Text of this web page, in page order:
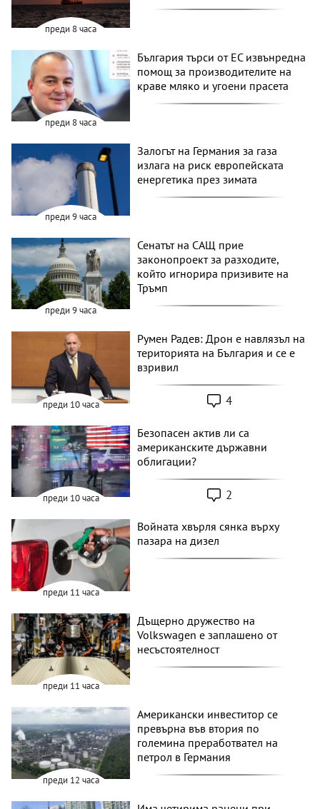
преди 8 часа
преди 8 часа
България търси от ЕС извънредна
помощ за производителите на
краве мляко и угоени прасета
преди 9 часа
Залогът на Германия за газа
излага на риск европейската
енергетика през зимата
преди 9 часа
Сенатът на САЩ прие
законопроект за разходите,
който игнорира призивите на
Тръмп
преди 10 часа
Румен Радев: Дрон е навлязъл на
територията на България и се е
взривил
4
преди 10 часа
Безопасен актив ли са
американските държавни
облигации?
2
преди 11 часа
Войната хвърля сянка върху
пазара на дизел
преди 11 часа
Дъщерно дружество на
Volkswagen е заплашено от
несъстоятелност
преди 12 часа
Американски инвеститор се
превърна във втория по
големина преработвател на
петрол в Германия